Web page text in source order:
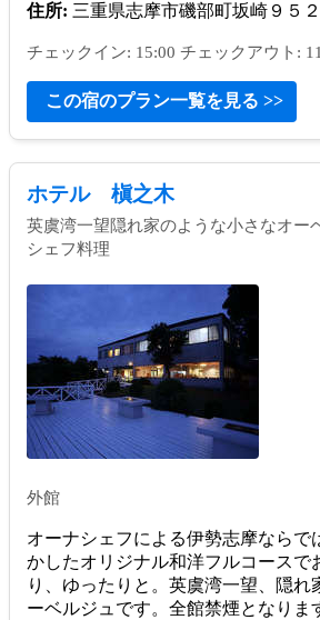
住所: 三重県志摩市磯部町坂崎９５
チェックイン: 15:00 チェックアウト:
この宿のプラン一覧を見る >>
ホテル 槇之木
英虞湾一望隠れ家のような小さなオー
シェフ料理
外館
オーナシェフによる伊勢志摩ならで
かしたオリジナル和洋フルコースで
り、ゆったりと。英虞湾一望、隠れ
ーベルジュです。全館禁煙となりま